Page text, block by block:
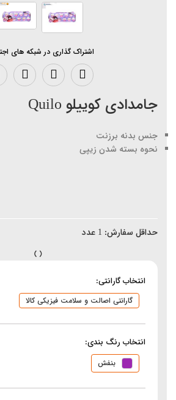
اشتراک گذاری در شبکه های
جامدادی کوییلو Quilo
جنس بدنه برزنت
نحوه بسته شدن زیپی
حداقل سفارش: 1 عدد
انتخاب گارانتی:
گارانتی اصالت و سلامت فیزیکی کالا
انتخاب رنگ بندی:
بنفش